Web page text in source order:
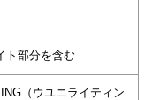
ト部分を含む
（ウユニライティン